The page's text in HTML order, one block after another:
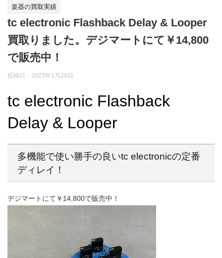
楽器の買取実績
tc electronic Flashback Delay & Looper
買取りました。デジマートにて￥14,800
で販売中！
投稿日：2023年1月26日
tc electronic Flashback
Delay & Looper
多機能で使い勝手の良いtc electronicの定番
ディレイ！
デジマートにて￥14,800で販売中！